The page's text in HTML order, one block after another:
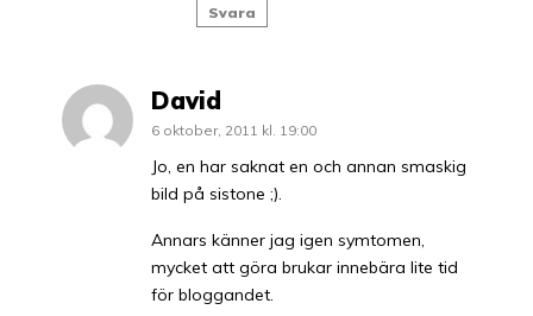
Svara
David
6 oktober, 2011 kl. 19:00
Jo, en har saknat en och annan smaskig
bild på sistone ;).
Annars känner jag igen symtomen,
mycket att göra brukar innebära lite tid
för bloggandet.